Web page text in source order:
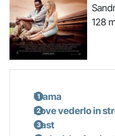
128
Trama
Dove vederlo in
Cast